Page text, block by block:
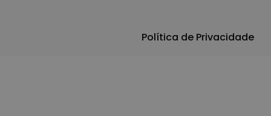
Política de Privacidade